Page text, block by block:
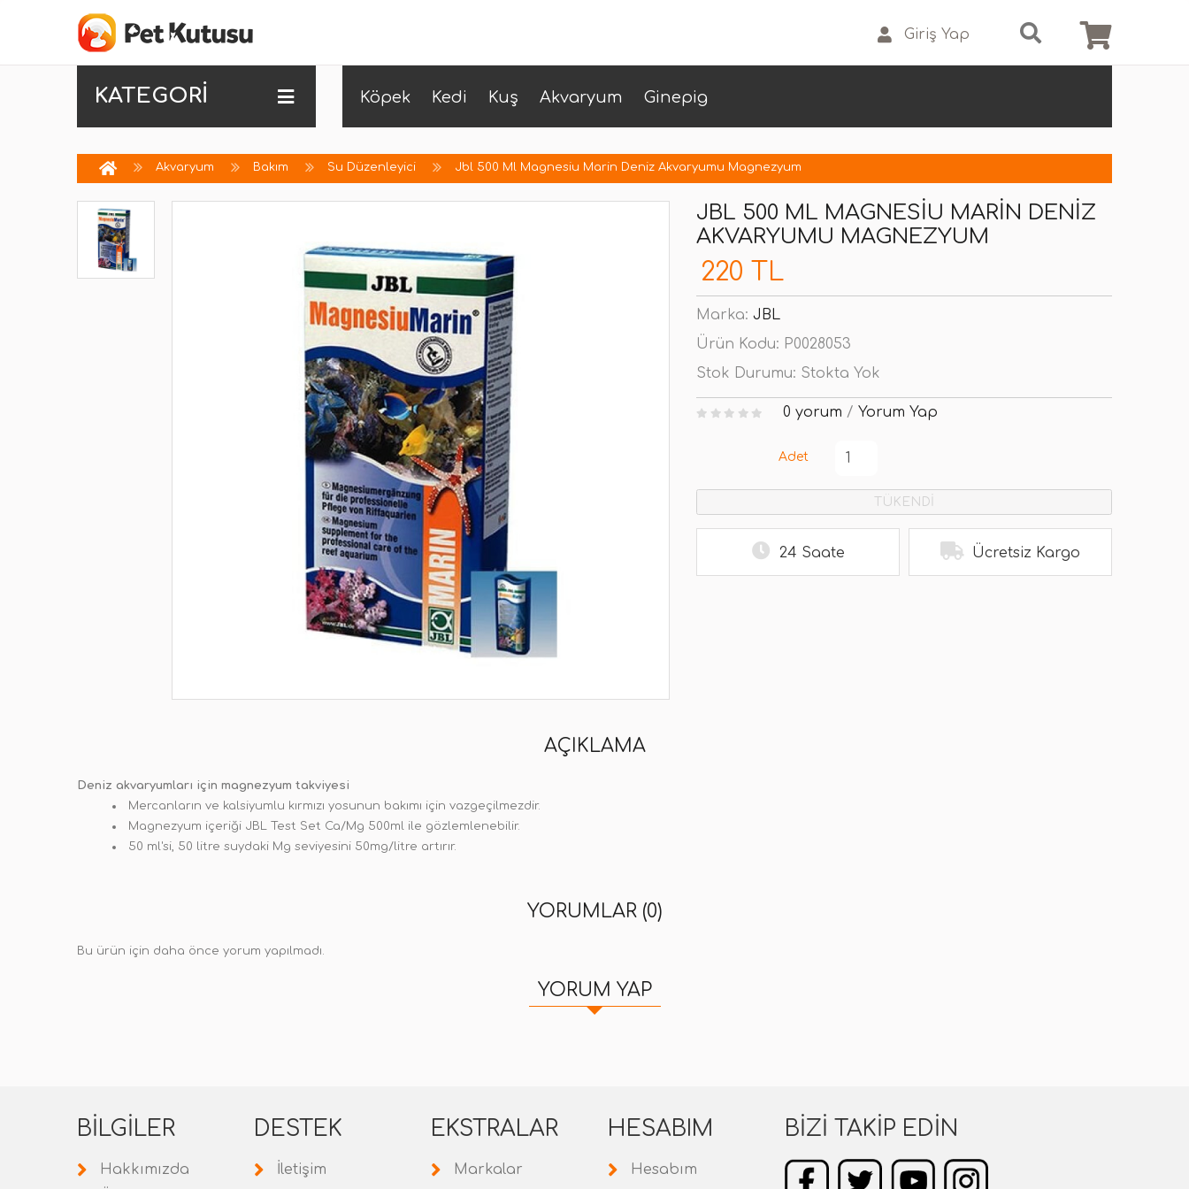
Giriş Yap
KATEGORİ Köpek Kedi Kuş Akvaryum Ginepig
Akvaryum Bakım Su Düzenleyici Jbl 500 Ml Magnesiu Marin Deniz Akvaryumu Magnezyum
JBL 500 ML MAGNESIU MARIN DENIZ
AKVARYUMU MAGNEZYUM
220 TL
Marka: JBL
Ürün Kodu: P0028053
Stok Durumu: Stokta Yok
0 yorum / Yorum Yap
Adet
TÜKENDİ
24 Saate Ücretsiz Kargo
AÇIKLAMA
Deniz akvaryumları için magnezyum takviyesi
Mercanların ve kalsiyumlu kırmızı yosunun bakımı için vazgeçilmezdir.
Magnezyum içeriği JBL Test Set Ca/Mg 500ml ile gözlemlenebilir.
50 ml'si, 50 litre suydaki Mg seviyesini 50mg/litre artırır.
YORUMLAR (0)
Bu ürün için daha önce yorum yapılmadı.
YORUM YAP
BILGILER
Hakkımızda
DESTEK
İletişim
EKSTRALAR
Markalar
HESABIM
Hesabım
BIZI TAKIP EDIN